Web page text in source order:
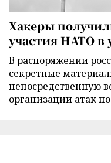
Хакеры
участия НАТО в
В распоряжении
секретные
непосредственную
организации атак